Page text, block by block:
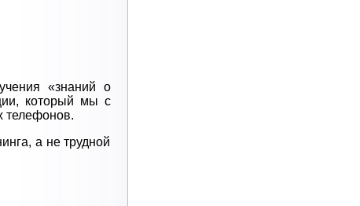
«знаний о
который мы с
телефонов.
а не трудной